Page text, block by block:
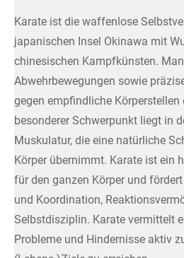
Karate ist die waffenlose
japanischen Insel Okinawa mit
chinesischen Kampfkünsten.
Abwehrbewegungen sowie
gegen empfindliche Körperstellen
besonderer Schwerpunkt liegt in
Muskulatur, die eine natürliche
Körper übernimmt. Karate ist ein
für den ganzen Körper und
und Koordination,
Selbstdisziplin. Karate vermittelt
Probleme und Hindernisse aktiv